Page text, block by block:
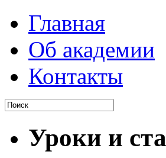
Главная
Об академии
Контакты
Уроки и